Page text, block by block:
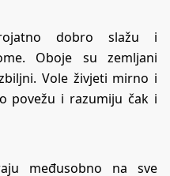
dobro slažu i
Oboje su zemljani
Vole živjeti mirno i
povežu i razumiju čak i
međusobno na sve